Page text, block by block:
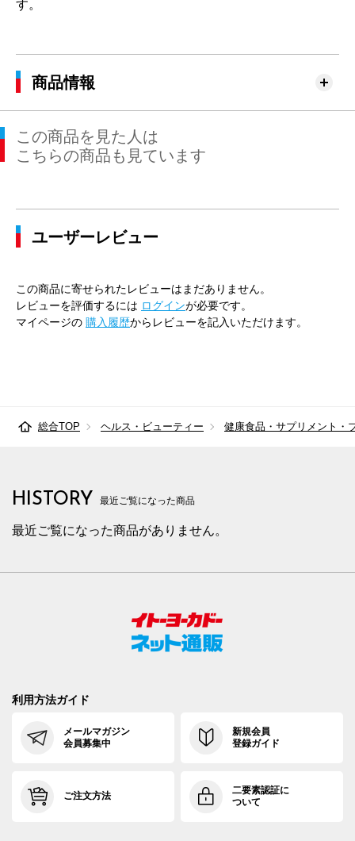
す。
商品情報
この商品を見た人は
こちらの商品も見ています
ユーザーレビュー
この商品に寄せられたレビューはまだありません。
レビューを評価するには ログインが必要です。
マイページの 購入履歴からレビューを記入いただけます。
総合TOP ヘルス・ビューティー 健康食品・サプリメント・
HISTORY 最近ご覧になった商品
最近ご覧になった商品がありません。
利用方法ガイド
メールマガジン
会員募集中
新規会員
登録ガイド
ご注文方法
二要素認証に
ついて